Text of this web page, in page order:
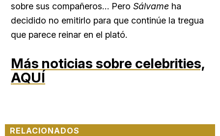
sobre sus compañeros… Pero Sálvame ha
decidido no emitirlo para que continúe la tregua
que parece reinar en el plató.
Más noticias sobre celebrities,
AQUÍ
RELACIONADOS